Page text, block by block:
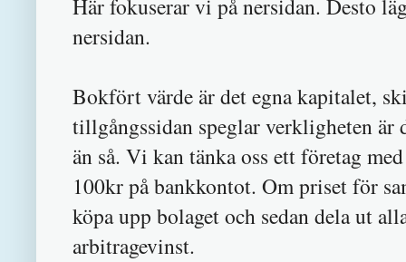
Här fokuserar vi på nersidan. Desto
nersidan.
Bokfört värde är det egna kapitalet,
tillgångssidan speglar verkligheten är
än så. Vi kan tänka oss ett företag
100kr på bankkontot. Om priset för
köpa upp bolaget och sedan dela ut
arbitragevinst.